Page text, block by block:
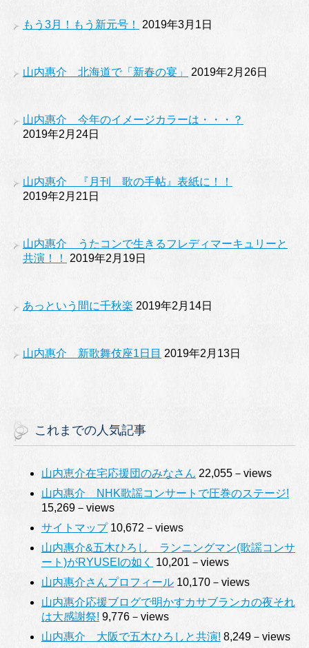
もう3月！もう新元号！ 2019年3月1日
山内惠介 北海道で「新春の宴」 2019年2月26日
山内惠介 今年のイメージカラーは・・・？
2019年2月24日
山内惠介 『月刊 歌の手帖』表紙に！！
2019年2月21日
山内惠介 うたコンで生きるフレディマーキュリーと
共演！！
2019年2月19日
あっという間に千秋楽 2019年2月14日
山内惠介 新歌舞伎座1日目 2019年2月13日
これまでの人気記事
山内恵介在宅応援団のみなさん 22,055－views
山内惠介 NHK歌謡コンサートで圧巻のステージ!
15,269－views
サイトマップ10,672－views
山内惠介&五木ひろし ランニングマン(歌謡コンサ
ート)がRYUSEIの如く
10,201－views
山内惠介さんプロフィール 10,170－views
山内惠介応援ブログで明かすカサブランカの夜それ
は大感謝祭! 9,776－views
山内惠介 大阪で五木ひろしと共演! 8,249－views